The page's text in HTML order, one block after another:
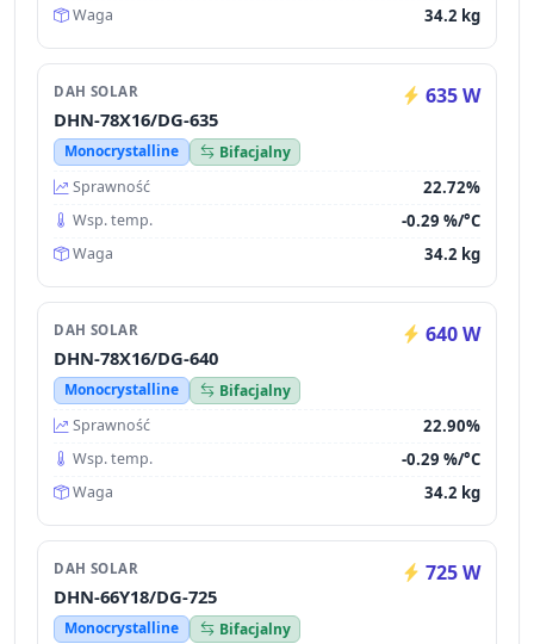
Waga 34.2 kg
DAH SOLAR 635 W
DHN-78X16/DG-635
Monocrystalline
Bifacjalny
Sprawność
22.72%
Wsp. temp. -0.29 %/°C
Waga 34.2 kg
DAH SOLAR 640 W
DHN-78X16/DG-640
Monocrystalline
Bifacjalny
Sprawność
22.90%
Wsp. temp. -0.29 %/°C
Waga 34.2 kg
DAH SOLAR 725 W
DHN-66Y18/DG-725
Monocrystalline
Bifacjalny